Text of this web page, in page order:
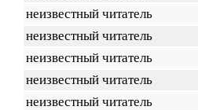
неизвестный читатель
неизвестный читатель
неизвестный читатель
неизвестный читатель
неизвестный читатель